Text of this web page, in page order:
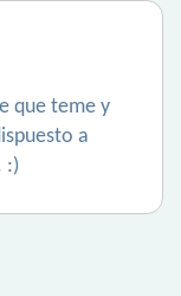
que teme y
a
:)